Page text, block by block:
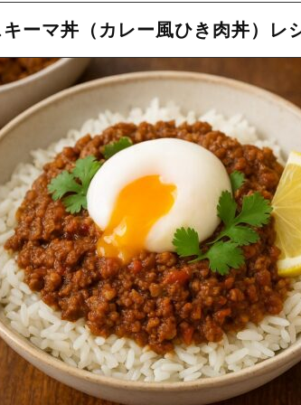
ーマ丼（カレー風ひき肉丼）レ